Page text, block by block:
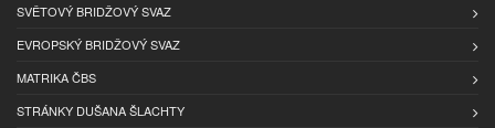
SVĚTOVÝ BRIDŽOVÝ SVAZ
EVROPSKÝ BRIDŽOVÝ SVAZ
MATRIKA ČBS
STRÁNKY DUŠANA ŠLACHTY